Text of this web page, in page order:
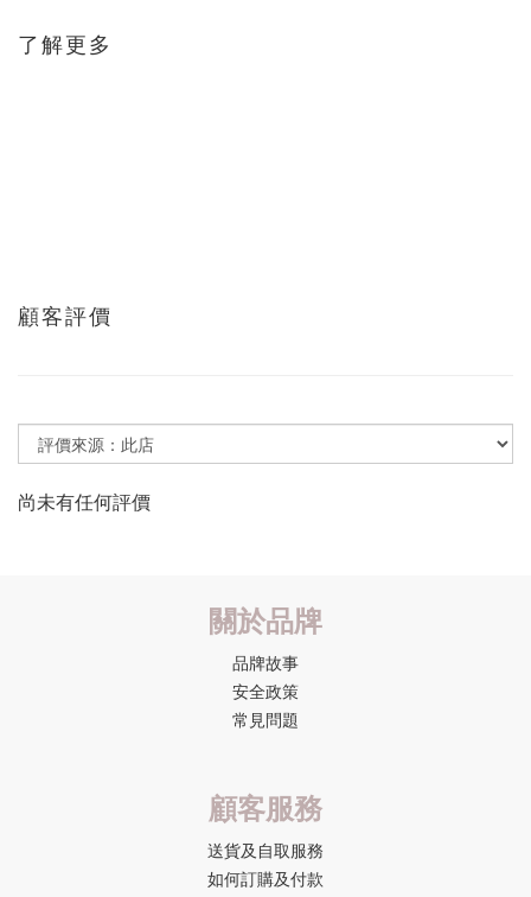
了解更多
顧客評價
尚未有任何評價
關於品牌
品牌故事
安全政策
常見問題
顧客服務
送貨及自取服務
如何訂購及付款